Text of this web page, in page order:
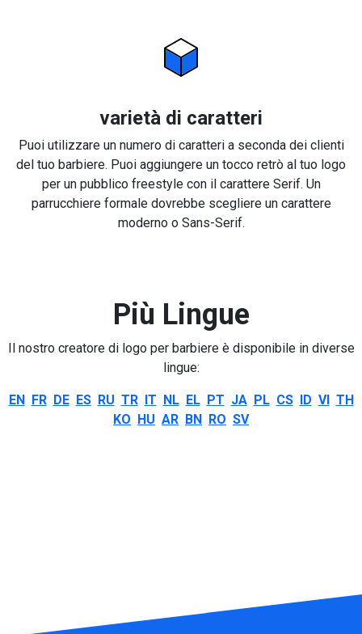
varietà di caratteri
Puoi utilizzare un numero di caratteri a seconda dei clienti
del tuo barbiere. Puoi aggiungere un tocco retrò al tuo logo
per un pubblico freestyle con il carattere Serif. Un
parrucchiere formale dovrebbe scegliere un carattere
moderno o Sans-Serif.
Più Lingue
Il nostro creatore di logo per barbiere è disponibile in diverse
lingue:
EN FR DE ES RU TR IT NL EL PT JA PL CS ID VI TH
KO HU AR BN RO SV